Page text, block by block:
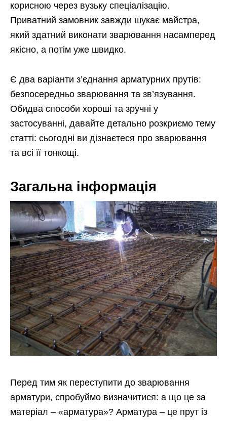
корисною через вузьку спеціалізацію.
Приватний замовник завжди шукає майстра,
який здатний виконати зварювання насамперед
якісно, ​​а потім уже швидко.
Є два варіанти з’єднання арматурних прутів:
безпосередньо зварювання та зв’язування.
Обидва способи хороші та зручні у
застосуванні, давайте детально розкриємо тему
статті: сьогодні ви дізнаєтеся про зварювання
та всі її тонкощі.
Загальна інформація
Перед тим як переступити до зварювання
арматури, спробуймо визначитися: а що це за
матеріал – «арматура»? Арматура – це прут із